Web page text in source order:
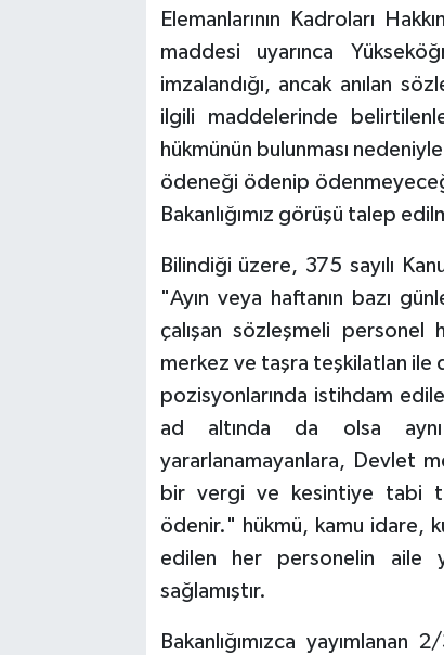
Elemanlarının Kadroları
maddesi uyarınca
imzalandığı, ancak anılan
ilgili maddelerinde
hükmünün bulunması
ödeneği ödenip
Bakanlığımız görüşü talep
Bilindiği üzere, 375 sayılı
"Ayın veya haftanın bazı
çalışan sözleşmeli personel
merkez ve taşra teşkilatlan ile
pozisyonlarında istihdam
ad altında da olsa
yararlanamayanlara, Devlet
bir vergi ve kesintiye tabi
ödenir." hükmü, kamu idare,
edilen her personelin aile
sağlamıştır.
Bakanlığımızca